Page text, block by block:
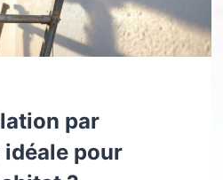
par
idéale pour